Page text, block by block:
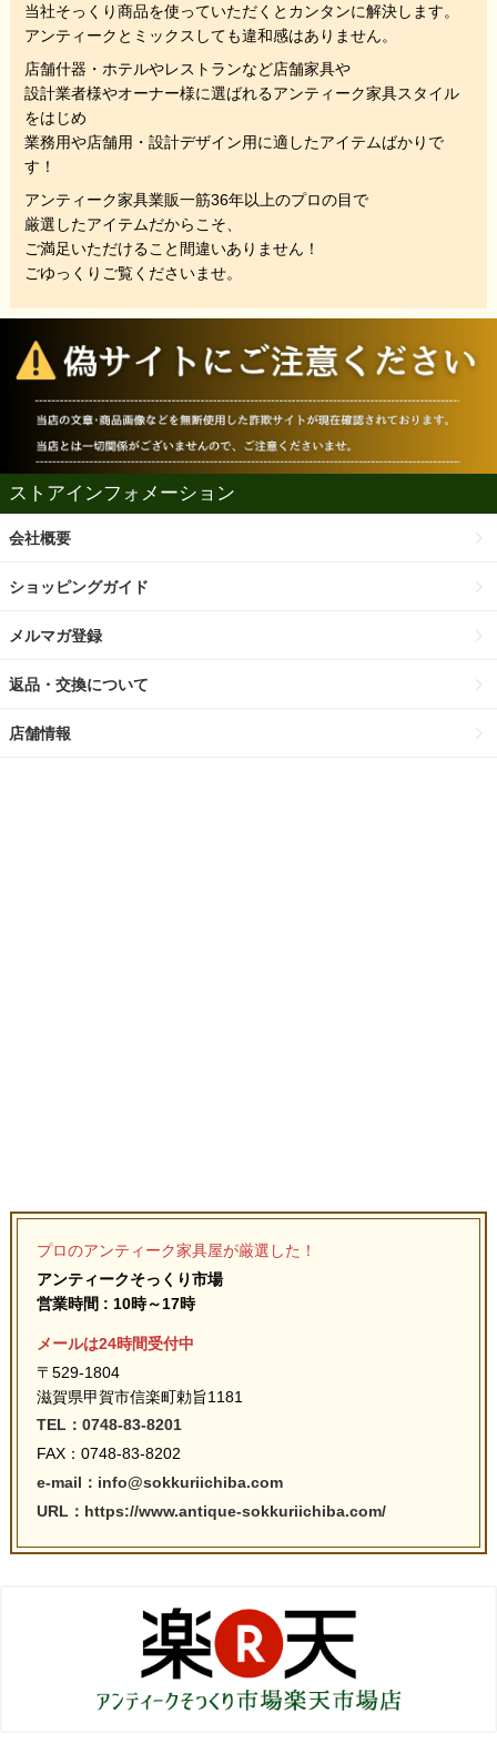
当社そっくり商品を使っていただくと カンタンに解決します。
アンティークとミックスしても違和感はありません。
店舗什器・ホテルやレストランなど店舗家具や
設計業者様やオーナー様に選ばれるアンティーク家具スタイル
をはじめ
業務用や店舗用・設計デザイン用に適したアイテムばかりで
す！
アンティーク家具業販一筋36年以上のプロの目で
厳選したアイテムだからこそ、
ご満足いただけること間違いありません！
ごゆっくりご覧くださいませ。
ストアインフォメーション
会社概要
ショッピングガイド
メルマガ登録
返品・交換について
店舗情報
プロのアンティーク家具屋が厳選した！
アンティークそっくり市場
営業時間 : 10時～17時
メールは24時間受付中
〒529-1804
滋賀県甲賀市信楽町勅旨1181
TEL：0748-83-8201
FAX：0748-83-8202
e-mail：info@sokkuriichiba.com
URL：https://www.antique-sokkuriichiba.com/